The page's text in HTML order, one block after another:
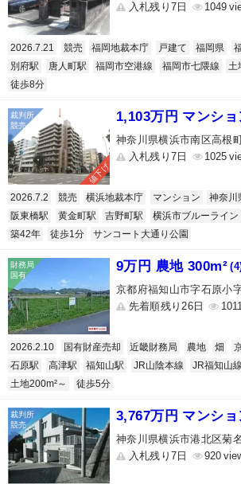
入札残り7日 1049
2026.7.21 競売 福岡地裁本庁 戸建て 福岡県
別府駅
唐人町駅 福岡市空港線 福岡市七隈線 土
徒歩8分
値下げ
1,103万円 マンショ
神奈川県横浜市南区高根
入札残り7日
1025
2026.7.2 競売 横浜地裁本庁 マンション 神奈川
阪東橋駅
黄金町駅 吉野町駅 横浜市ブルーライン
築42年
徒歩1分 サンコート大通り公園
9万円 農地 300m²
京都府福知山市字石原小
先着順残り26日
2026.2.10 国有財産売却 近畿財務局 農地 畑
石原駅
高津駅 福知山駅 JR山陰本線 JR福知山線
土地200m²～
徒歩5分
3,767万円 マンショ
神奈川県横浜市港北区菊名
入札残り7日
920